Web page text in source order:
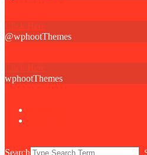
Click Here
@wphootThemes
Click Here
wphootThemes
Search